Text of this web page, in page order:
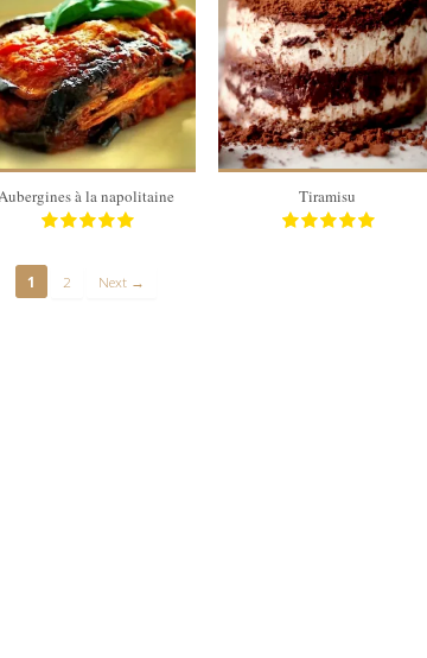
4
4
20 Min
à la napolitaine
8
8
Tiramisu
1 2 Next →